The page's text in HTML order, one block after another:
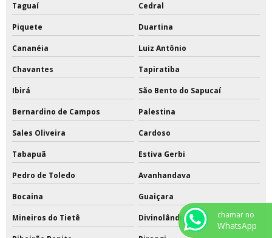
Taguaí Cedral
Piquete Duartina
Cananéia Luiz Antônio
Chavantes Tapiratiba
Ibirá São Bento do Sapucaí
Bernardino de Campos Palestina
Sales Oliveira Cardoso
Tabapuã Estiva Gerbi
Pedro de Toledo Avanhandava
Bocaina Guaiçara
Mineiros do Tietê Divinolândia chamar no
WhatsApp